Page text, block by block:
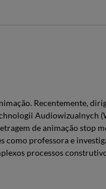
Recentemente,
Audiowizualnych
de animação stop
como professora e
processos